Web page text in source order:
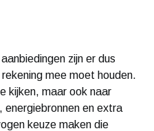
zijn er dus
mee moet houden.
kijken, maar ook naar
energiebronnen en extra
keuze maken die